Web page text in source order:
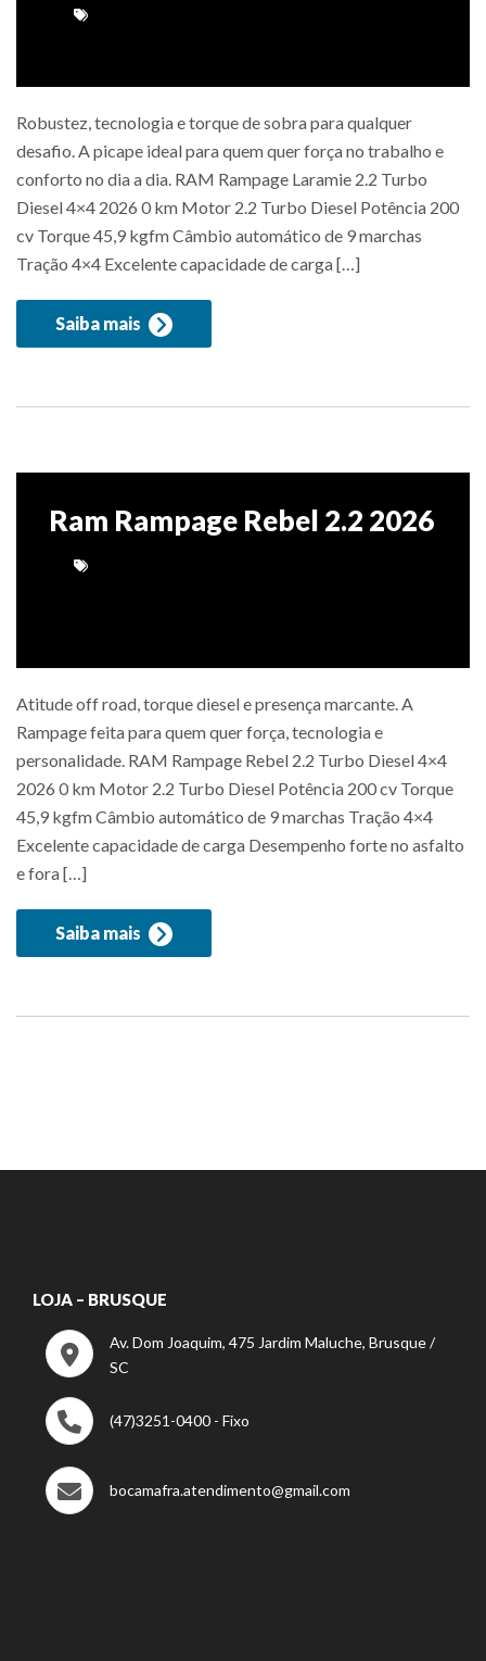
Robustez, tecnologia e torque de sobra para qualquer
desafio. A picape ideal para quem quer força no trabalho e
conforto no dia a dia. RAM Rampage Laramie 2.2 Turbo
Diesel 4×4 2026 0 km Motor 2.2 Turbo Diesel Potência 200
cv Torque 45,9 kgfm Câmbio automático de 9 marchas
Tração 4×4 Excelente capacidade de carga […]
Saiba mais
Ram Rampage Rebel 2.2 2026
Atitude off road, torque diesel e presença marcante. A
Rampage feita para quem quer força, tecnologia e
personalidade. RAM Rampage Rebel 2.2 Turbo Diesel 4×4
2026 0 km Motor 2.2 Turbo Diesel Potência 200 cv Torque
45,9 kgfm Câmbio automático de 9 marchas Tração 4×4
Excelente capacidade de carga Desempenho forte no asfalto
e fora […]
Saiba mais
LOJA – BRUSQUE
Av. Dom Joaquim, 475 Jardim Maluche, Brusque /
SC
(47)3251-0400 - Fixo
bocamafra.atendimento@gmail.com